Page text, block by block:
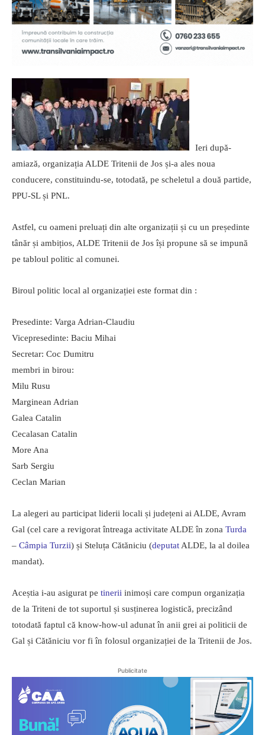
Ieri după-
amiază, organizația ALDE Tritenii de Jos și-a ales noua
conducere, constituindu-se, totodată, pe scheletul a două partide,
PPU-SL și PNL.
Astfel, cu oameni preluați din alte organizații și cu un președinte
tânăr și ambițios, ALDE Tritenii de Jos își propune să se impună
pe tabloul politic al comunei.
Biroul politic local al organizației este format din :
Presedinte: Varga Adrian-Claudiu
Vicepresedinte: Baciu Mihai
Secretar: Coc Dumitru
membri in birou:
Milu Rusu
Marginean Adrian
Galea Catalin
Cecalasan Catalin
More Ana
Sarb Sergiu
Ceclan Marian
La alegeri au participat liderii locali și județeni ai ALDE, Avram
Gal (cel care a revigorat întreaga activitate ALDE în zona Turda
– Câmpia Turzii) și Steluța Cătăniciu (deputat ALDE, la al doilea
mandat).
Aceștia i-au asigurat pe tinerii inimoși care compun organizația
de la Triteni de tot suportul și susținerea logistică, precizând
totodată faptul că know-how-ul adunat în anii grei ai politicii de
Gal și Cătăniciu vor fi în folosul organizației de la Tritenii de Jos.
Publicitate